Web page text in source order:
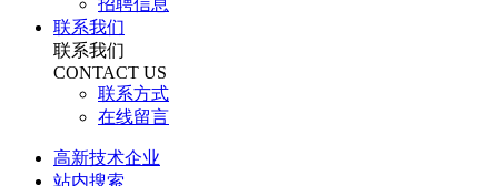
联系我们
联系我们
CONTACT US
联系方式
在线留言
高新技术企业
站内搜索